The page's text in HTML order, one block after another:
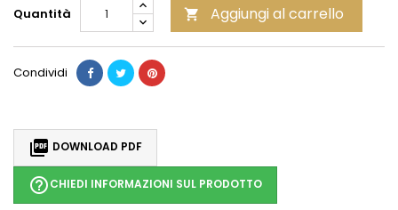
Quantità  Aggiungi al carrello
Condividi
 DOWNLOAD PDF
help_outlineCHIEDI INFORMAZIONI SUL PRODOTTO